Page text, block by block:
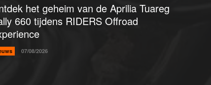
het geheim van de Aprilia Tuareg
660 tijdens RIDERS Offroad
07/08/2026